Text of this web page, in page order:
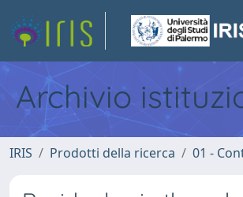
Archivio
IRIS Prodotti della ricerca 01 -